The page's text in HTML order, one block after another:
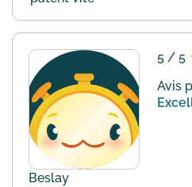
Beslay
5 / 5
Avis